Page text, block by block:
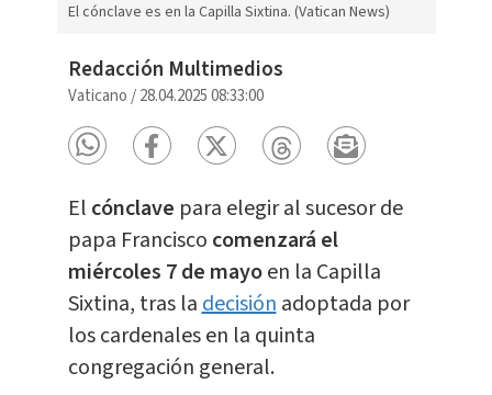
El cónclave es en la Capilla Sixtina. (Vatican News)
Redacción Multimedios
Vaticano /28.04.2025 08:33:00
El cónclave para elegir al sucesor de
papa Francisco comenzará el
miércoles 7 de mayoen la Capilla
Sixtina, tras ladecisiónadoptada por
los cardenales en la quinta
congregación general.